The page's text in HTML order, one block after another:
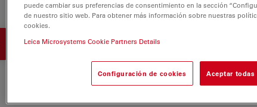
puede cambiar sus preferencias de consentimiento en la sección
de nuestro sitio web. Para obtener más información sobre nuestras
cookies.
Leica Microsystems Cookie Partners Details
Configuración de cookies Aceptar todas